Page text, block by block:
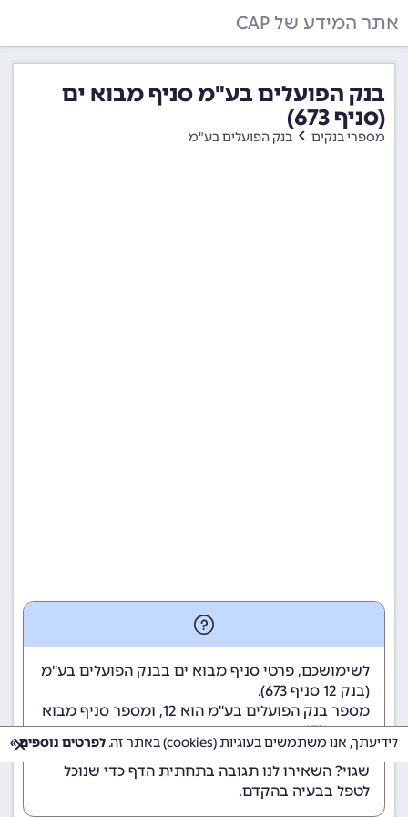
אתר המידע של CAP
בנק הפועלים בע"מ סניף מבוא ים
(סניף 673)
מספרי בנקים בנק הפועלים בע"מ
לשימושכם, פרטי סניף מבוא ים בבנק הפועלים בע"מ
(בנק 12
סניף 673).
מספר בנק הפועלים בע"מ הוא 12
, ומספר סניף מבוא
ים הוא 673.
הנתונים מתעדכנים באופן קבוע. נתקלתם במידע
שגוי? השאירו לנו תגובה בתחתית הדף כדי שנוכל
לטפל בבעיה בהקדם.
לידיעתך, אנו משתמשים בעוגיות (cookies) באתר זה. לפרטים נוספים »